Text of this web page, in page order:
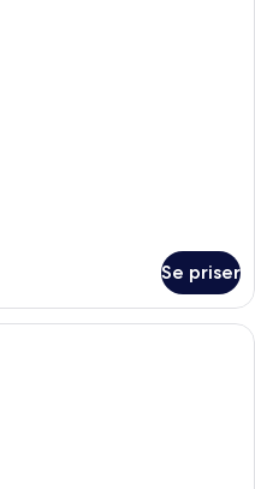
Se priser
moderne hotelværelse med en